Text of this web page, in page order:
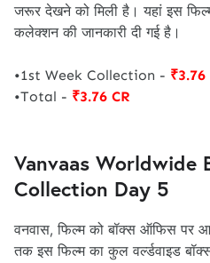
जरूर देखने को मिली है। यहां इस
कलेक्शन की जानकारी दी गई है।
•1st Week Collection - ₹3.76
•Total - ₹3.76 CR
Vanvaas Worldwide
Collection Day 5
वनवास, फिल्म को बॉक्स ऑफिस पर
तक इस फिल्म का कुल वर्ल्डवाइड